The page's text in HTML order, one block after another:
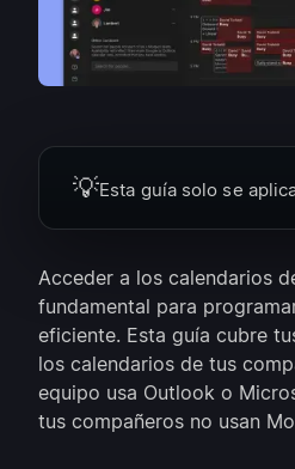
💡Esta guía solo se
Acceder a los calendarios
fundamental para
eficiente. Esta guía cubre
los calendarios de tus
equipo usa Outlook o
tus compañeros no usan